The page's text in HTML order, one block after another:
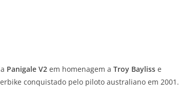
Panigale V2 em homenagem a Troy Bayliss e
conquistado pelo piloto australiano em 2001.